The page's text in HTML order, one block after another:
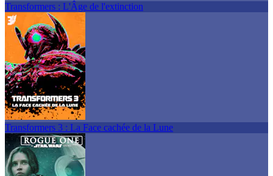
Transformers : L'Âge de l'extinction
Transformers 3 : La Face cachée de la Lune